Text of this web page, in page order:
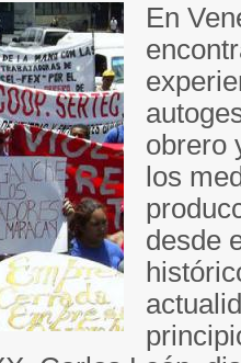
En
obrero
los
desde